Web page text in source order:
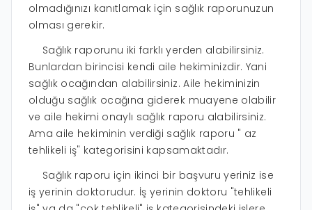
olmadığınızı kanıtlamak için sağlık raporunuzun
olması gerekir.
Sağlık raporunu iki farklı yerden alabilirsiniz.
Bunlardan birincisi kendi aile hekiminizdir. Yani
sağlık ocağından alabilirsiniz. Aile hekiminizin
olduğu sağlık ocağına giderek muayene olabilir
ve aile hekimi onaylı sağlık raporu alabilirsiniz.
Ama aile hekiminin verdiği sağlık raporu " az
tehlikeli iş" kategorisini kapsamaktadır.
Sağlık raporu için ikinci bir başvuru yeriniz ise
iş yerinin doktorudur. İş yerinin doktoru "tehlikeli